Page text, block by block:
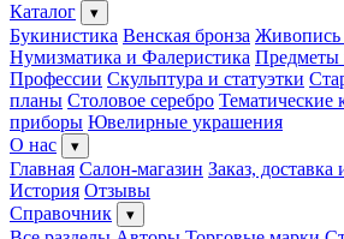
Каталог
▾
Букинистика Венская бронза Живопись
Нумизматика и Фалеристика Предметы
Профессии Скульптура и статуэтки
планы Столовое серебро Тематические
приборы Ювелирные украшения
О нас
▾
Главная Салон-магазин Заказ, доставка
История Отзывы
Справочник
▾